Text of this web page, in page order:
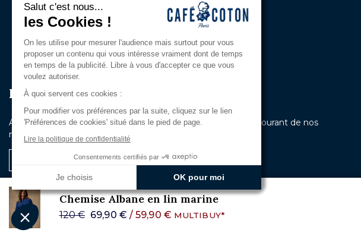
Chemise Albane en lin marine
120 € 69,90 € / 59,90 € MULTIBUY*
Chemises Col Mao
Chemises Petit Col
Cachée
Rejoignez Notre Club Privilège
Abonnez-vous à notre newsletter pour être les premiers au courant de nos
nouveautés et de nos offres exclusives.
Je m'inscris
Salut c'est nous...
les Cookies !
On les utilise pour mesurer l'audience mais surtout pour vous
proposer un contenu qui vous intéresse vraiment dont de temps
en temps de la publicité. Libre à vous d'accepter ce que vous
voulez autoriser.
À quoi servent ces cookies :
Pour modifier vos préférences par la suite, cliquez sur le lien
'Préférences de cookies' situé dans le pied de page.
Lire la politique de confidentialité
Consentements certifiés par
Je choisis OK pour moi
Axeptio consent
Plateforme de Gestion du Consentement : Personnalisez vos Options
Notre plateforme vous permet d'adapter et de gérer vos paramètres de